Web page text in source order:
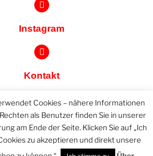
Instagram
Kontakt
Mitglied werden
Cookies – nähere Informationen
als Benutzer finden Sie in unserer
am Ende der Seite. Klicken Sie auf „Ich
zu akzeptieren und direkt unsere